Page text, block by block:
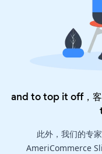
and to top it off，
此外，我们的专
AmeriCommerce